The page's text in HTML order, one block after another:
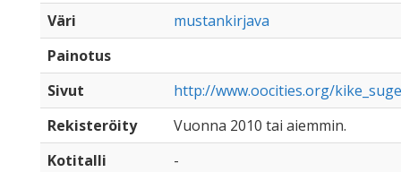
Väri
mustankirjava
Painotus
Sivut
http://www.oocities.org/
Rekisteröity
Vuonna 2010 tai aiemmin.
Kotitalli
-